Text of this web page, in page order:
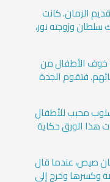
الزمان. كانت
وزوجته نور،
خوف الأطفال من
‏فتقوم الجدة
محبب للأطفال
هذا الورق حكاية
صيص، عندما قال
وكسرها وخرج إلى